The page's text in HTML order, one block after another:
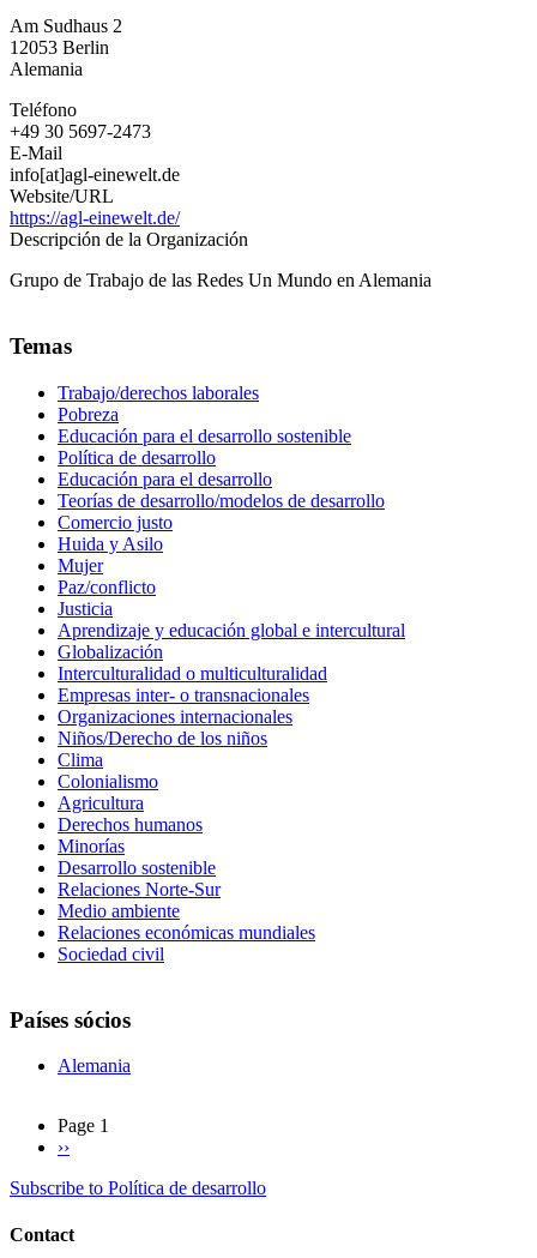
e.
Am Sudhaus 2
12053 Berlin
Alemania
Teléfono
+49 30 5697-2473
E-Mail
info[at]agl-einewelt.de
Website/URL
https://agl-einewelt.de/
Descripción de la Organización
Grupo de Trabajo de las Redes Un Mundo en Alemania
Temas
Trabajo/derechos laborales
Pobreza
Educación para el desarrollo sostenible
Política de desarrollo
Educación para el desarrollo
Teorías de desarrollo/modelos de desarrollo
Comercio justo
Huida y Asilo
Mujer
Paz/conflicto
Justicia
Aprendizaje y educación global e intercultural
Globalización
Interculturalidad o multiculturalidad
Empresas inter- o transnacionales
Organizaciones internacionales
Niños/Derecho de los niños
Clima
Colonialismo
Agricultura
Derechos humanos
Minorías
Desarrollo sostenible
Relaciones Norte-Sur
Medio ambiente
Relaciones económicas mundiales
Sociedad civil
Países sócios
Alemania
Pagination
Page 1
Next
››
Subscribe to Política de desarrollo
Contact